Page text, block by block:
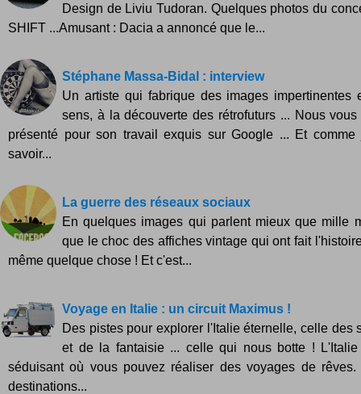
Design de Liviu Tudoran. Quelques photos du
SHIFT ...Amusant : Dacia a annoncé que le...
Stéphane Massa-Bidal : interview
Un artiste qui fabrique des images impertinentes
sens, à la découverte des rétrofuturs ... Nous
présenté pour son travail exquis sur Google ... Et
savoir...
La guerre des réseaux sociaux
En quelques images qui parlent mieux que mille
que le choc des affiches vintage qui ont fait
même quelque chose ! Et c'est...
Voyage en Italie : un circuit Maximus !
Des pistes pour explorer l'Italie éternelle, celle des
et de la fantaisie ... celle qui nous botte !
séduisant où vous pouvez réaliser des voyages de
destinations...